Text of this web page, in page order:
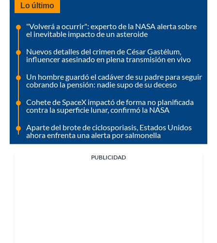
Lo último
"Volverá a ocurrir": experto de la NASA alerta sobre
el inevitable impacto de un asteroide
Nuevos detalles del crimen de César Gastélum,
influencer asesinado en plena transmisión en vivo
Un hombre guardó el cadáver de su padre para seguir
cobrando la pensión: nadie supo de su deceso
Cohete de SpaceX impactó de forma no planificada
contra la superficie lunar, confirmó la NASA
Aparte del brote de ciclosporiasis, Estados Unidos
ahora enfrenta una alerta por salmonella
PUBLICIDAD